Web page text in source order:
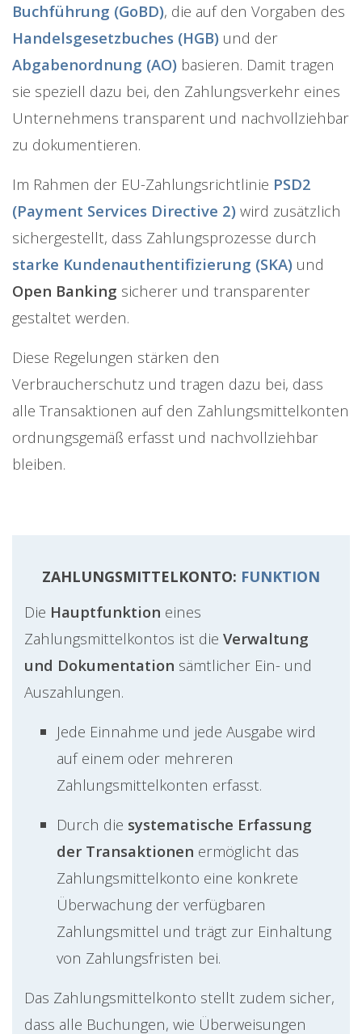
Buchführung (GoBD), die auf den Vorgaben des
Handelsgesetzbuches (HGB) und der
Abgabenordnung (AO) basieren. Damit tragen
sie speziell dazu bei, den Zahlungsverkehr eines
Unternehmens transparent und nachvollziehbar
zu dokumentieren.
Im Rahmen der EU-Zahlungsrichtlinie PSD2
(Payment Services Directive 2) wird zusätzlich
sichergestellt, dass Zahlungsprozesse durch
starke Kundenauthentifizierung (SKA) und
Open Banking sicherer und transparenter
gestaltet werden.
Diese Regelungen stärken den
Verbraucherschutz und tragen dazu bei, dass
alle Transaktionen auf den Zahlungsmittelkonten
ordnungsgemäß erfasst und nachvollziehbar
bleiben.
ZAHLUNGSMITTELKONTO: FUNKTION
Die Hauptfunktion eines
Zahlungsmittelkontos ist die Verwaltung
und Dokumentation sämtlicher Ein- und
Auszahlungen.
Jede Einnahme und jede Ausgabe wird
auf einem oder mehreren
Zahlungsmittelkonten erfasst.
Durch die systematische Erfassung
der Transaktionen ermöglicht das
Zahlungsmittelkonto eine konkrete
Überwachung der verfügbaren
Zahlungsmittel und trägt zur Einhaltung
von Zahlungsfristen bei.
Das Zahlungsmittelkonto stellt zudem sicher,
dass alle Buchungen, wie Überweisungen